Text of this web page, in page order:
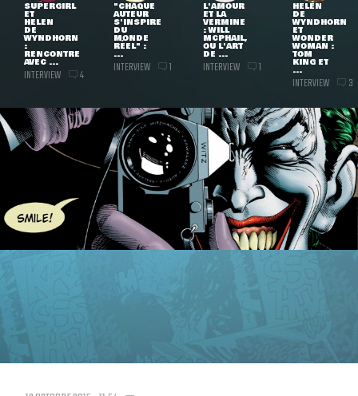
SUPERGIRL
ET
HELEN
DE
WYNDHORN
:
RENCONTRE
AVEC ...
INTERVIEW 4
"CHAQUE
AUTEUR
S'INSPIRE
DU
MONDE
RÉEL" :
...
INTERVIEW 1
L'AMOUR
ET LA
VERMINE
: WILL
MCPHAIL,
OU L'ART
DE ...
INTERVIEW 1
HELEN
DE
WYNDHORN
ET
WONDER
WOMAN :
TOM
KING ET
...
INTERVIEW 3